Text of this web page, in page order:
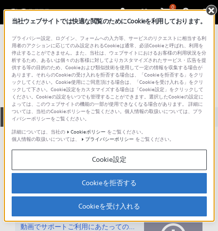
0
総合サポート・お問い合わせ インイヤー（イヤホン）
MDR-E888
全て ダウンロード 取扱説明書 Q&A
製品に関する重要なお知らせ
お知らせ
ご意見箱 ／改善事例紹介
動画でサポートご利用にあたってのお願い
当社ウェブサイトでは快適な閲覧のためにCookieを利用しております。
プライバシー設定、ログイン、フォームへの入力等、サービスのリクエストに相当する利
用者のアクションに応じてのみ設定されるCookieは通常、必須Cookieと呼ばれ、利用を
停止することができません。また、当社は、ウェブサイトにおけるお客様の利用状況を分
析するため、あるいは個々のお客様に対してよりカスタマイズされたサービス・広告を提
供する等の目的のため、Cookieおよび類似技術を使用して一定の情報を収集する場合が
あります。それらのCookieの受け入れを拒否する場合は、「Cookieを拒否する」をクリ
ックしてください。Cookie使用にご同意頂ける場合は、「Cookieを受け入れる」をクリ
ックして下さい。Cookie設定をカスタマイズする場合は「Cookie設定」をクリックして
ください。Cookieの設定をいつでも管理することができます。選択したCookieの設定に
よっては、このウェブサイトの機能の一部が使用できなくなる場合があります。 詳細に
ついては、当社のCookieポリシーをご覧ください。個人情報の取扱いについては、プラ
イバシーポリシーをご覧ください。
詳細については、当社の
Cookieポリシー をご覧ください。
個人情報の取扱いについては、
プライバシーポリシー をご覧ください。
Cookie設定
Cookieを拒否する
Cookieを受け入れる